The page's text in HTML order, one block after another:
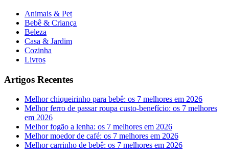
Animais & Pet
Bebê & Criança
Beleza
Casa & Jardim
Cozinha
Livros
Artigos Recentes
Melhor chiqueirinho para bebê: os 7 melhores em 2026
Melhor ferro de passar roupa custo-benefício: os 7 melhores
em 2026
Melhor fogão a lenha: os 7 melhores em 2026
Melhor moedor de café: os 7 melhores em 2026
Melhor carrinho de bebê: os 7 melhores em 2026